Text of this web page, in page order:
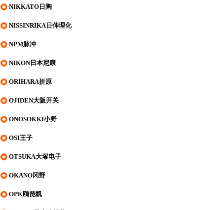
NIKKATO日陶
NISSINRIKA日伸理化
NPM脉冲
NIKON日本尼康
ORIHARA折原
OJIDEN大阪开关
ONOSOKKI小野
OSI王子
OTSUKA大塚电子
OKANO冈野
OPK鸥琵凯